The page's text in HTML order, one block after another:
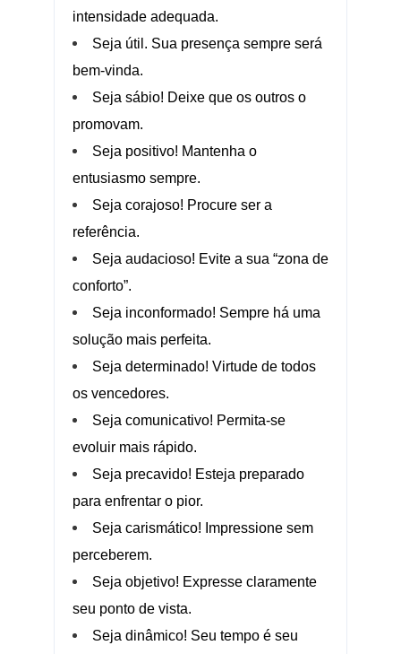
intensidade adequada.
Seja útil. Sua presença sempre será
bem-vinda.
Seja sábio! Deixe que os outros o
promovam.
Seja positivo! Mantenha o
entusiasmo sempre.
Seja corajoso! Procure ser a
referência.
Seja audacioso! Evite a sua “zona de
conforto”.
Seja inconformado! Sempre há uma
solução mais perfeita.
Seja determinado! Virtude de todos
os vencedores.
Seja comunicativo! Permita-se
evoluir mais rápido.
Seja precavido! Esteja preparado
para enfrentar o pior.
Seja carismático! Impressione sem
perceberem.
Seja objetivo! Expresse claramente
seu ponto de vista.
Seja dinâmico! Seu tempo é seu